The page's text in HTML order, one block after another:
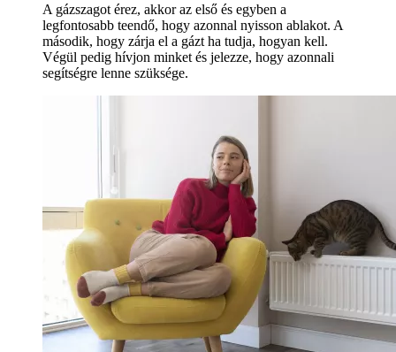
A gázszagot érez, akkor az első és egyben a
legfontosabb teendő, hogy azonnal nyisson ablakot. A
második, hogy zárja el a gázt ha tudja, hogyan kell.
Végül pedig hívjon minket és jelezze, hogy azonnali
segítségre lenne szüksége.